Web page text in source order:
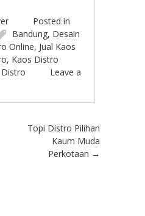
Posted in
Bandung, Desain
Online, Jual Kaos
, Kaos Distro
Leave a
Topi Distro Pilihan
Kaum Muda
Perkotaan →